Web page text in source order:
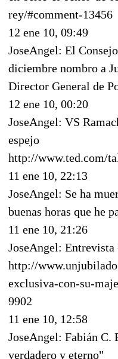
rey/#comment-13456
12 ene 10, 09:49
JoseAngel: El
diciembre nombro a
Director General de
12 ene 10, 00:20
JoseAngel: VS
espejo
http://www.ted.com/
11 ene 10, 22:13
JoseAngel: Se ha
buenas horas que he
11 ene 10, 21:26
JoseAngel: Entrevista
http://
exclusiva-con-su-
9902
11 ene 10, 12:58
JoseAngel: Fabián C.
verdadero y eterno"